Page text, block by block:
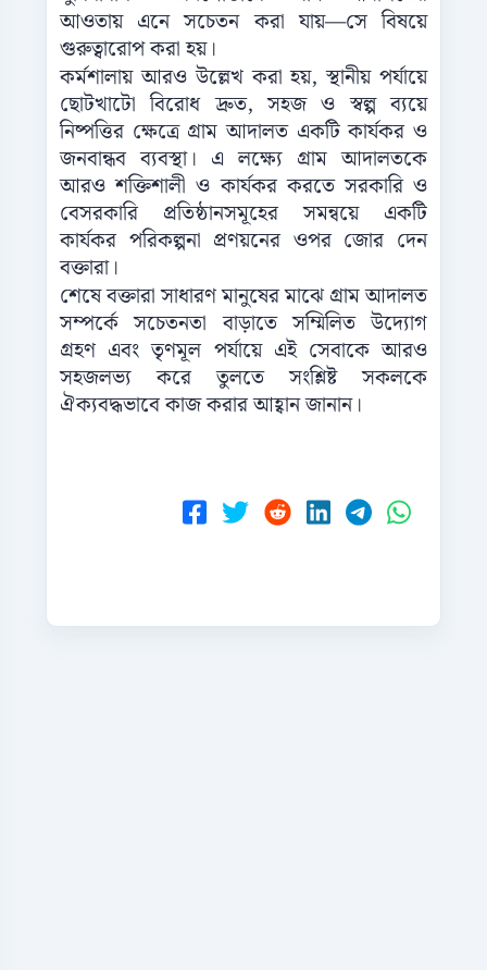
আওতায় এনে সচেতন করা যায়—সে বিষয়ে
গুরুত্বারোপ করা হয়।
কর্মশালায় আরও উল্লেখ করা হয়, স্থানীয় পর্যায়ে
ছোটখাটো বিরোধ দ্রুত, সহজ ও স্বল্প ব্যয়ে
নিষ্পত্তির ক্ষেত্রে গ্রাম আদালত একটি কার্যকর ও
জনবান্ধব ব্যবস্থা। এ লক্ষ্যে গ্রাম আদালতকে
আরও শক্তিশালী ও কার্যকর করতে সরকারি ও
বেসরকারি প্রতিষ্ঠানসমূহের সমন্বয়ে একটি
কার্যকর পরিকল্পনা প্রণয়নের ওপর জোর দেন
বক্তারা।
শেষে বক্তারা সাধারণ মানুষের মাঝে গ্রাম আদালত
সম্পর্কে সচেতনতা বাড়াতে সম্মিলিত উদ্যোগ
গ্রহণ এবং তৃণমূল পর্যায়ে এই সেবাকে আরও
সহজলভ্য করে তুলতে সংশ্লিষ্ট সকলকে
ঐক্যবদ্ধভাবে কাজ করার আহ্বান জানান।